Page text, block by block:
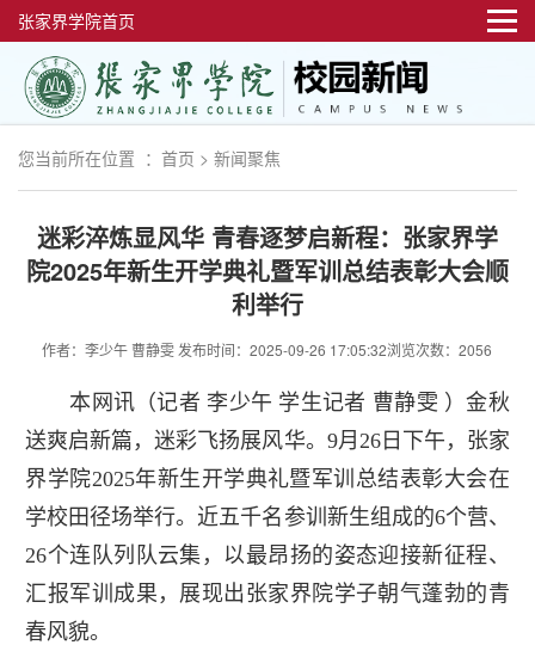
张家界学院首页
您当前所在位置 ： 首页 > 新闻聚焦
迷彩淬炼显风华 青春逐梦启新程：张家界学
院2025年新生开学典礼暨军训总结表彰大会顺
利举行
作者：李少午 曹静雯 发布时间：2025-09-26 17:05:32浏览次数：2056
本网讯（记者 李少午 学生记者 曹静雯 ）金秋
送爽启新篇，迷彩飞扬展风华。9月26日下午，张家
界学院2025年新生开学典礼暨军训总结表彰大会在
学校田径场举行。近五千名参训新生组成的6个营、
26个连队列队云集，以最昂扬的姿态迎接新征程、
汇报军训成果，展现出张家界院学子朝气蓬勃的青
春风貌。